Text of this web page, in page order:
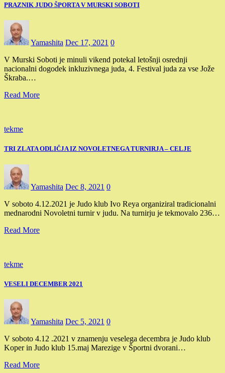
PRAZNIK JUDO ŠPORTA V MURSKI SOBOTI
Yamashita Dec 17, 2021 0
V Murski Soboti je minuli vikend potekal letošnji osrednji
nacionalni dogodek inkluzivnega juda, 4. Festival juda za vse Jože
Škraba.…
Read More
tekme
TRI ZLATA ODLIČJA IZ NOVOLETNEGA TURNIRJA – CELJE
Yamashita Dec 8, 2021 0
V soboto 4.12.2021 je Judo klub Ivo Reya organiziral tradicionalni
mednarodni Novoletni turnir v judu. Na turnirju je tekmovalo 236…
Read More
tekme
VESELI DECEMBER 2021
Yamashita Dec 5, 2021 0
V soboto 4.12 .2021 v znamenju veselega decembra je Judo klub
Koper in Judo klub 15.maj Marezige v Športni dvorani…
Read More